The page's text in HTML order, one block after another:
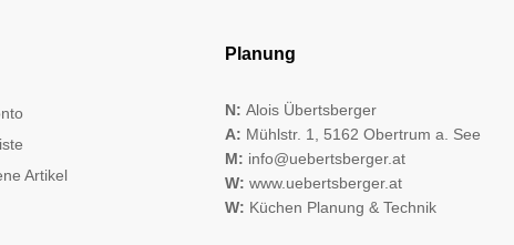
Artikel
Planung
N: Alois Übertsberger
A: Mühlstr. 1, 5162 Obertrum a. See
M: info@uebertsberger.at
W: www.uebertsberger.at
W: Küchen Planung & Technik